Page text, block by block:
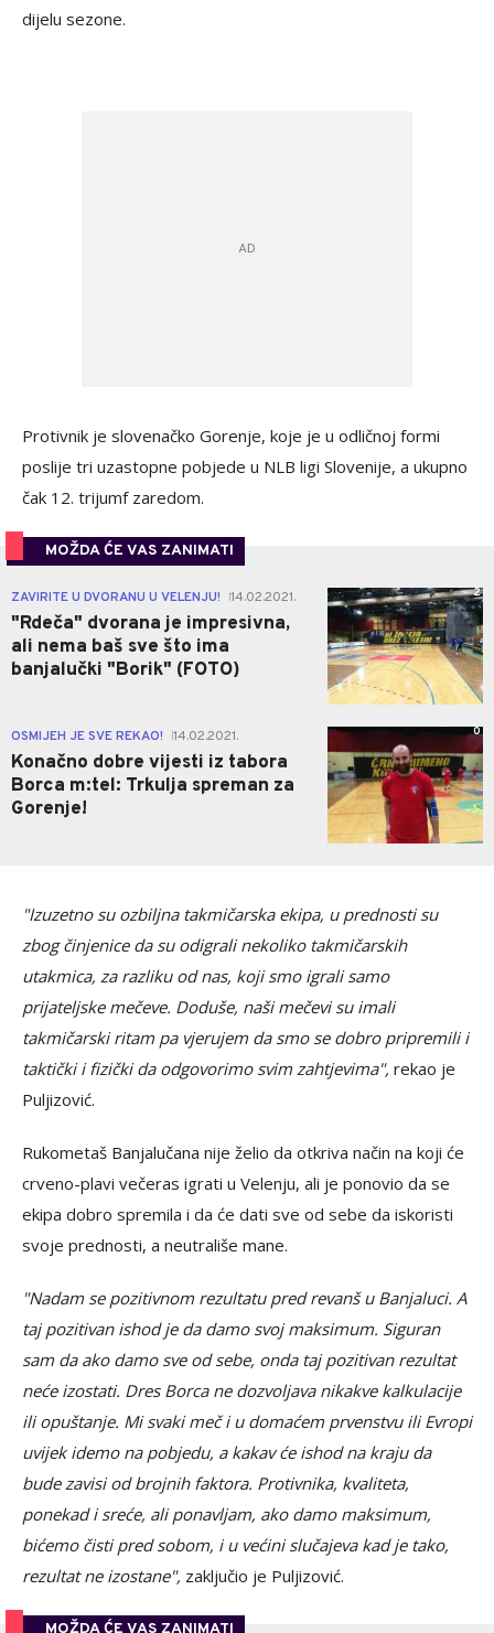
dijelu sezone.
Protivnik je slovenačko Gorenje, koje je u odličnoj formi
poslije tri uzastopne pobjede u NLB ligi Slovenije, a ukupno
čak 12. trijumf zaredom.
MOŽDA ĆE VAS ZANIMATI
ZAVIRITE U DVORANU U VELENJU! 14.02.2021.
"Rdeča" dvorana je impresivna,
ali nema baš sve što ima
banjalučki "Borik" (FOTO)
2
OSMIJEH JE SVE REKAO! 14.02.2021.
Konačno dobre vijesti iz tabora
Borca m:tel: Trkulja spreman za
Gorenje!
0
"Izuzetno su ozbiljna takmičarska ekipa, u prednosti su
zbog činjenice da su odigrali nekoliko takmičarskih
utakmica, za razliku od nas, koji smo igrali samo
prijateljske mečeve. Doduše, naši mečevi su imali
takmičarski ritam pa vjerujem da smo se dobro pripremili i
taktički i fizički da odgovorimo svim zahtjevima", rekao je
Puljizović.
Rukometaš Banjalučana nije želio da otkriva način na koji će
crveno-plavi večeras igrati u Velenju, ali je ponovio da se
ekipa dobro spremila i da će dati sve od sebe da iskoristi
svoje prednosti, a neutrališe mane.
"Nadam se pozitivnom rezultatu pred revanš u Banjaluci. A
taj pozitivan ishod je da damo svoj maksimum. Siguran
sam da ako damo sve od sebe, onda taj pozitivan rezultat
neće izostati. Dres Borca ne dozvoljava nikakve kalkulacije
ili opuštanje. Mi svaki meč i u domaćem prvenstvu ili Evropi
uvijek idemo na pobjedu, a kakav će ishod na kraju da
bude zavisi od brojnih faktora. Protivnika, kvaliteta,
ponekad i sreće, ali ponavljam, ako damo maksimum,
bićemo čisti pred sobom, i u većini slučajeva kad je tako,
rezultat ne izostane", zaključio je Puljizović.
MOŽDA ĆE VAS ZANIMATI